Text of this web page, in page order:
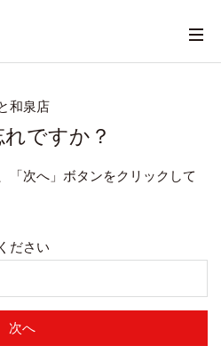
和泉店
ですか？
「次へ」ボタンをクリックして
ださい
次へ